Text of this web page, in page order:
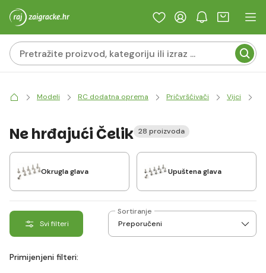
Modeli RC dodatna oprema Pričvršćivači Vijci
Ne hrđajući Čelik 28 proizvoda
Okrugla glava Upuštena glava
Svi filteri
Sortiranje
Primijenjeni filteri: